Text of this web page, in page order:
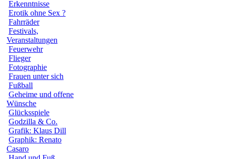
Erkenntnisse
Erotik ohne Sex ?
Fahrräder
Festivals,
Veranstaltungen
Feuerwehr
Flieger
Fotographie
Frauen unter sich
Fußball
Geheime und offene
Wünsche
Glücksspiele
Godzilla & Co.
Grafik: Klaus Dill
Graphik: Renato
Casaro